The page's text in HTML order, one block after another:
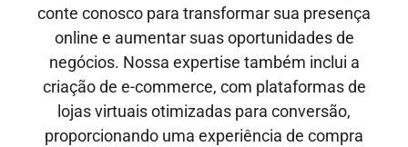
conte conosco para transformar sua presença
online e aumentar suas oportunidades de
negócios. Nossa expertise também inclui a
criação de e-commerce, com plataformas de
lojas virtuais otimizadas para conversão,
proporcionando uma experiência de compra